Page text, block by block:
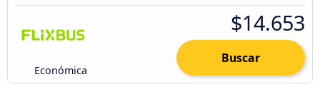
Económica
$14.653
Buscar